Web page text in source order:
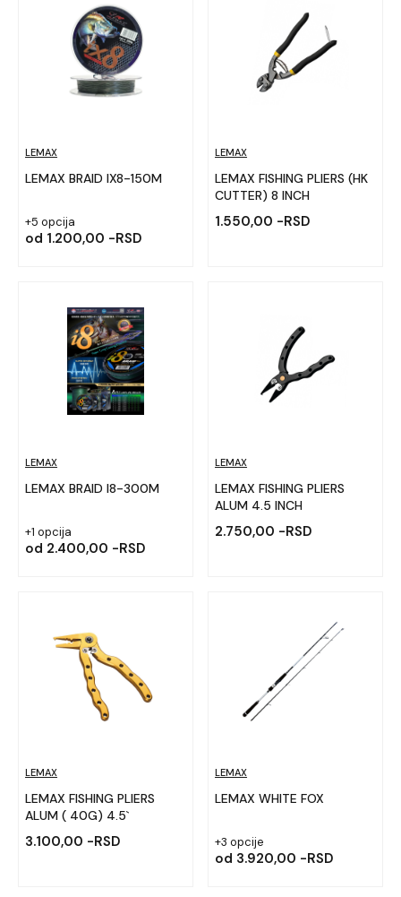
LEMAX
LEMAX BRAID IX8-150M
+5 opcija
od 1.200,00 -RSD
LEMAX
LEMAX FISHING PLIERS (HK
CUTTER) 8 INCH
1.550,00 -RSD
LEMAX
LEMAX BRAID I8-300M
+1 opcija
od 2.400,00 -RSD
LEMAX
LEMAX FISHING PLIERS
ALUM 4.5 INCH
2.750,00 -RSD
LEMAX
LEMAX FISHING PLIERS
ALUM ( 40G) 4.5`
3.100,00 -RSD
LEMAX
LEMAX WHITE FOX
+3 opcije
od 3.920,00 -RSD